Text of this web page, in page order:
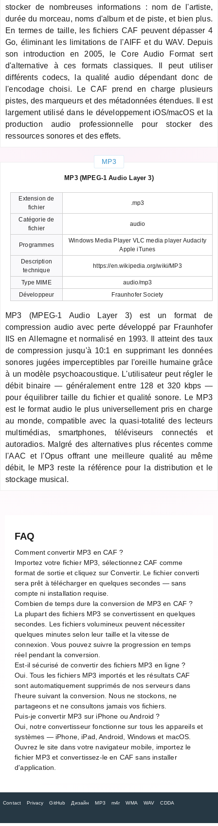
stocker de nombreuses informations : nom de l'artiste,
durée du morceau, noms d'album et de piste, et bien plus.
En termes de taille, les fichiers CAF peuvent dépasser 4
Go, éliminant les limitations de l'AIFF et du WAV. Depuis
son introduction en 2005, le Core Audio Format sert
d'alternative à ces formats classiques. Il peut utiliser
différents codecs, la qualité audio dépendant donc de
l'encodage choisi. Le CAF prend en charge plusieurs
pistes, des marqueurs et des métadonnées étendues. Il est
largement utilisé dans le développement iOS/macOS et la
production audio professionnelle pour stocker des
ressources sonores et des effets.
MP3
MP3 (MPEG-1 Audio Layer 3)
Extension de
fichier
.mp3
Catégorie de
fichier
audio
Programmes
Windows Media Player VLC media player Audacity
Apple iTunes
Description
technique
https://en.wikipedia.org/wiki/MP3
Type MIME
audio/mp3
Développeur
Fraunhofer Society
MP3 (MPEG-1 Audio Layer 3) est un format de
compression audio avec perte développé par Fraunhofer
IIS en Allemagne et normalisé en 1993. Il atteint des taux
de compression jusqu'à 10:1 en supprimant les données
sonores jugées imperceptibles par l'oreille humaine grâce
à un modèle psychoacoustique. L'utilisateur peut régler le
débit binaire — généralement entre 128 et 320 kbps —
pour équilibrer taille du fichier et qualité sonore. Le MP3
est le format audio le plus universellement pris en charge
au monde, compatible avec la quasi-totalité des lecteurs
multimédias, smartphones, téléviseurs connectés et
autoradios. Malgré des alternatives plus récentes comme
l'AAC et l'Opus offrant une meilleure qualité au même
débit, le MP3 reste la référence pour la distribution et le
stockage musical.
FAQ
Comment convertir MP3 en CAF ?
Importez votre fichier MP3, sélectionnez CAF comme
format de sortie et cliquez sur Convertir. Le fichier converti
sera prêt à télécharger en quelques secondes — sans
compte ni installation requise.
Combien de temps dure la conversion de MP3 en CAF ?
La plupart des fichiers MP3 se convertissent en quelques
secondes. Les fichiers volumineux peuvent nécessiter
quelques minutes selon leur taille et la vitesse de
connexion. Vous pouvez suivre la progression en temps
réel pendant la conversion.
Est-il sécurisé de convertir des fichiers MP3 en ligne ?
Oui. Tous les fichiers MP3 importés et les résultats CAF
sont automatiquement supprimés de nos serveurs dans
l'heure suivant la conversion. Nous ne stockons, ne
partageons et ne consultons jamais vos fichiers.
Puis-je convertir MP3 sur iPhone ou Android ?
Oui, notre convertisseur fonctionne sur tous les appareils et
systèmes — iPhone, iPad, Android, Windows et macOS.
Ouvrez le site dans votre navigateur mobile, importez le
fichier MP3 et convertissez-le en CAF sans installer
d'application.
Contact Privacy GitHub Дизайн MP3 m4r WMA WAV CDDA